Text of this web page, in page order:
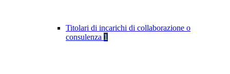
Titolari di incarichi di collaborazione o
consulenza 1